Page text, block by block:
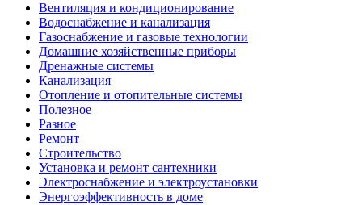
Вентиляция и кондиционирование
Водоснабжение и канализация
Газоснабжение и газовые технологии
Домашние хозяйственные приборы
Дренажные системы
Канализация
Отопление и отопительные системы
Полезное
Разное
Ремонт
Строительство
Установка и ремонт сантехники
Электроснабжение и электроустановки
Энергоэффективность в доме